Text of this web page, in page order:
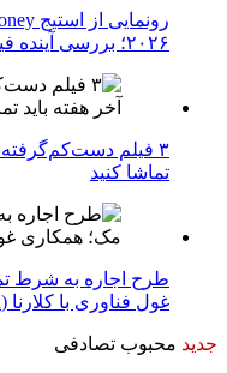
۲۰۲۶؛ بررسی آینده فین‌تک، پرداخت‌ ها و هوش مصنوعی
۳ فیلم
تماشا کنید
طرح اجاره به شرط
غول فناوری با کلارنا (Klarna)
جدید محبوب تصادفی